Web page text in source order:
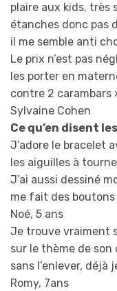
plaire aux kids, très
étanches donc pas
il me semble anti
Le prix n’est pas
les porter en
contre 2 carambars
Sylvaine Cohen
Ce qu’en disent
J’adore le bracelet
les aiguilles à
J’ai aussi dessiné
me fait des
Noé, 5 ans
Je trouve vraiment
sur le thème de
sans l’enlever, déjà
Romy, 7ans